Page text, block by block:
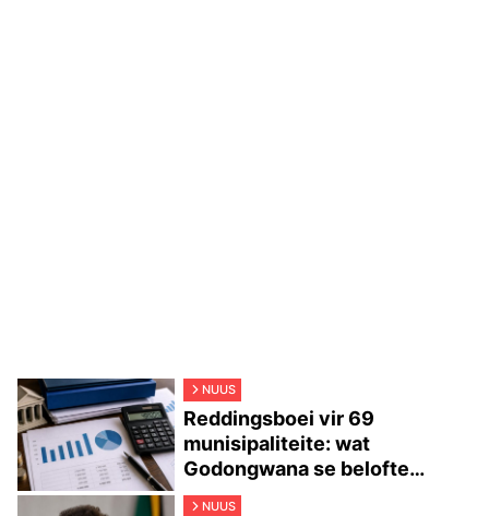
NUUS
Reddingsboei vir 69
munisipaliteite: wat
Godongwana se belofte
werklik beteken
NUUS